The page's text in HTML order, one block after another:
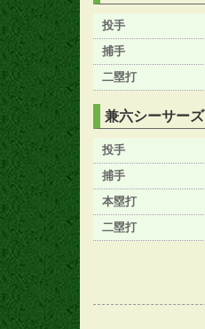
投手
捕手
二塁打
兼六シーサーズ
投手
捕手
本塁打
二塁打